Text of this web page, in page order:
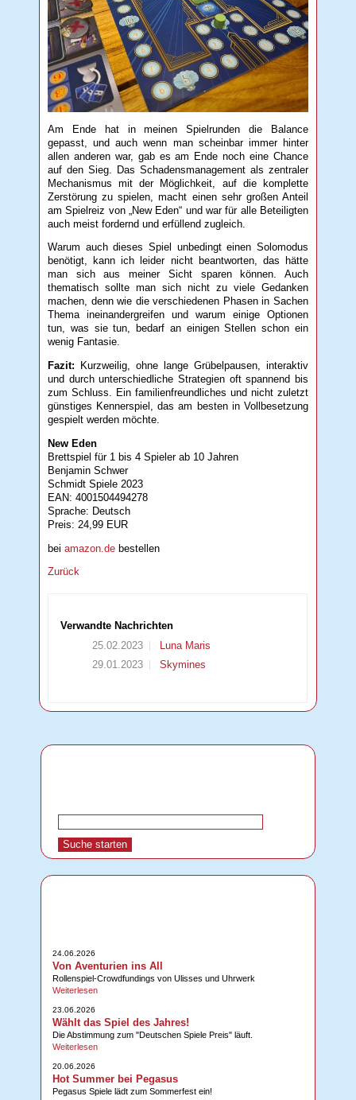
Am Ende hat in meinen Spielrunden die Balance
gepasst, und auch wenn man scheinbar immer hinter
allen anderen war, gab es am Ende noch eine Chance
auf den Sieg. Das Schadensmanagement als zentraler
Mechanismus mit der Möglichkeit, auf die komplette
Zerstörung zu spielen, macht einen sehr großen Anteil
am Spielreiz von „New Eden“ und war für alle Beteiligten
auch meist fordernd und erfüllend zugleich.
Warum auch dieses Spiel unbedingt einen Solomodus
benötigt, kann ich leider nicht beantworten, das hätte
man sich aus meiner Sicht sparen können. Auch
thematisch sollte man sich nicht zu viele Gedanken
machen, denn wie die verschiedenen Phasen in Sachen
Thema ineinandergreifen und warum einige Optionen
tun, was sie tun, bedarf an einigen Stellen schon ein
wenig Fantasie.
Fazit: Kurzweilig, ohne lange Grübelpausen, interaktiv
und durch unterschiedliche Strategien oft spannend bis
zum Schluss. Ein familienfreundliches und nicht zuletzt
günstiges Kennerspiel, das am besten in Vollbesetzung
gespielt werden möchte.
New Eden
Brettspiel für 1 bis 4 Spieler ab 10 Jahren
Benjamin Schwer
Schmidt Spiele 2023
EAN: 4001504494278
Sprache: Deutsch
Preis: 24,99 EUR
beiamazon.de bestellen
Zurück
Verwandte Nachrichten
25.02.2023
Luna Maris
29.01.2023
Skymines
24.06.2026
Von Aventurien ins All
Rollenspiel-Crowdfundings von Ulisses und Uhrwerk
Weiterlesen
23.06.2026
Wählt das Spiel des Jahres!
Die Abstimmung zum "Deutschen Spiele Preis" läuft.
Weiterlesen
20.06.2026
Hot Summer bei Pegasus
Pegasus Spiele lädt zum Sommerfest ein!